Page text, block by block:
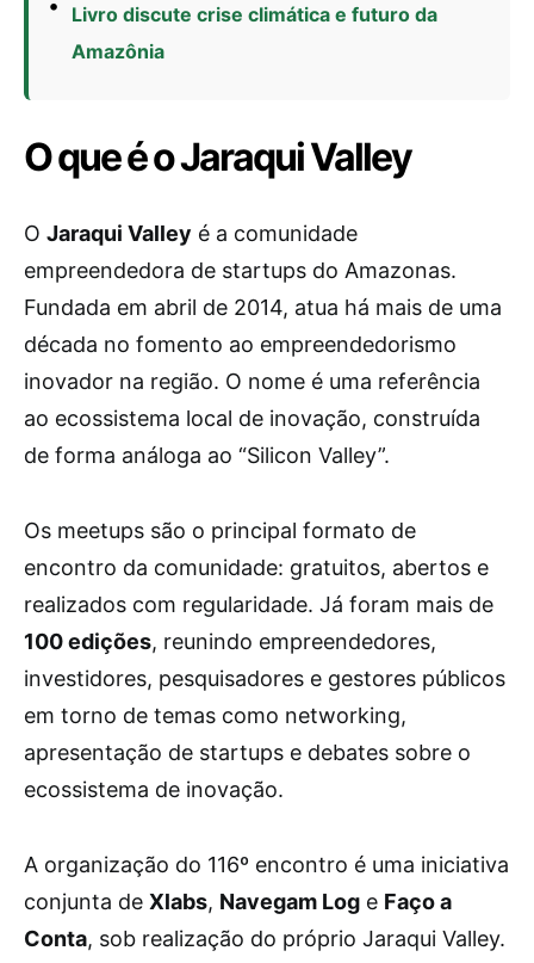
Livro discute crise climática e futuro da
Amazônia
O que é o Jaraqui Valley
O Jaraqui Valley é a comunidade
empreendedora de startups do Amazonas.
Fundada em abril de 2014, atua há mais de uma
década no fomento ao empreendedorismo
inovador na região. O nome é uma referência
ao ecossistema local de inovação, construída
de forma análoga ao “Silicon Valley”.
Os meetups são o principal formato de
encontro da comunidade: gratuitos, abertos e
realizados com regularidade. Já foram mais de
100 edições, reunindo empreendedores,
investidores, pesquisadores e gestores públicos
em torno de temas como networking,
apresentação de startups e debates sobre o
ecossistema de inovação.
A organização do 116º encontro é uma iniciativa
conjunta de Xlabs, Navegam Log e Faço a
Conta, sob realização do próprio Jaraqui Valley.